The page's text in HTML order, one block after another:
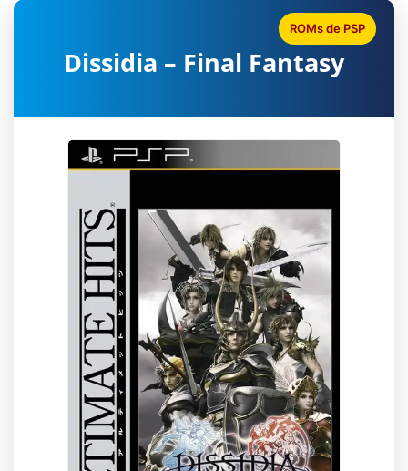
Dissidia – Final Fantasy
ROMs de PSP